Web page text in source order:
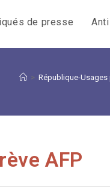
de presse
> République-
AFP